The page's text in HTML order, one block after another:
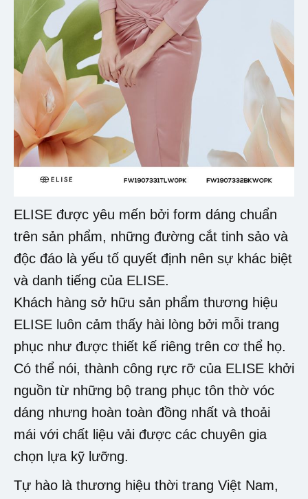
ELISE được yêu mến bởi form dáng chuẩn
trên sản phẩm, những đường cắt tinh sảo và
độc đáo là yếu tố quyết định nên sự khác biệt
và danh tiếng của ELISE.
Khách hàng sở hữu sản phẩm thương hiệu
ELISE luôn cảm thấy hài lòng bởi mỗi trang
phục như được thiết kế riêng trên cơ thể họ.
Có thể nói, thành công rực rỡ của ELISE khởi
nguồn từ những bộ trang phục tôn thờ vóc
dáng nhưng hoàn toàn đồng nhất và thoải
mái với chất liệu vải được các chuyên gia
chọn lựa kỹ lưỡng.
Tự hào là thương hiệu thời trang Việt Nam,